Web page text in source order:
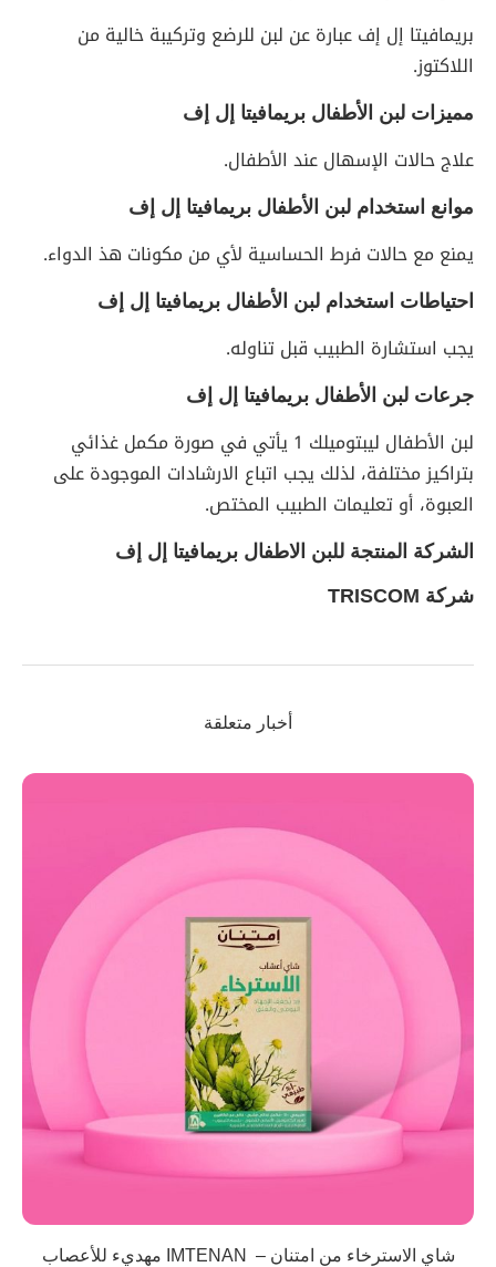
بريمافيتا إل إف عبارة عن لبن للرضع وتركيبة خالية من
اللاكتوز.
مميزات لبن الأطفال بريمافيتا إل إف
علاج حالات الإسهال عند الأطفال.
موانع استخدام لبن الأطفال بريمافيتا إل إف
يمنع مع حالات فرط الحساسية لأي من مكونات هذ الدواء.
احتياطات استخدام لبن الأطفال بريمافيتا إل إف
يجب استشارة الطبيب قبل تناوله.
جرعات لبن الأطفال بريمافيتا إل إف
لبن الأطفال ليبتوميلك 1 يأتي في صورة مكمل غذائي
بتراكيز مختلفة، لذلك يجب اتباع الارشادات الموجودة على
العبوة، أو تعليمات الطبيب المختص.
الشركة المنتجة للبن الاطفال بريمافيتا إل إف
شركة TRISCOM
أخبار متعلقة
شاي الاسترخاء من امتنان – IMTENAN مهديء للأعصاب